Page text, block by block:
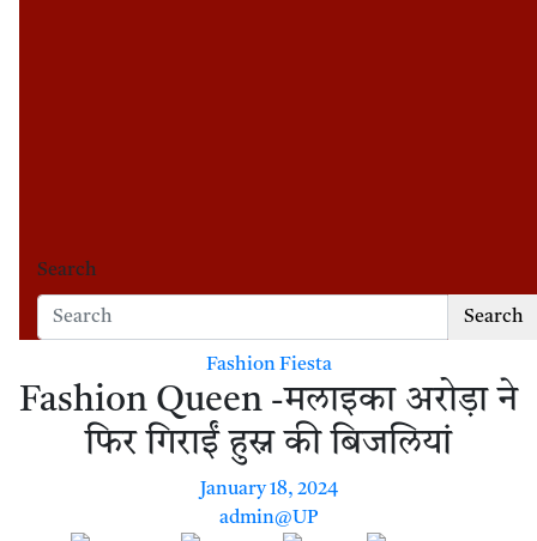
Search
Search
Fashion Fiesta
Fashion Queen -मलाइका अरोड़ा ने
फिर गिराईं हुस्न की बिजलियां
January 18, 2024
admin@UP